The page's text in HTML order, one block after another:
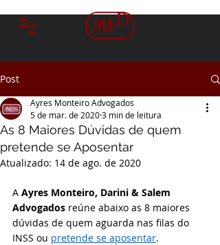
Post
As 8 Maiores Dúvidas de quem
pretende se Aposentar
Ayres Monteiro Advogados
5 de mar. de 20203 min de leitura
Atualizado: 14 de ago. de 2020
A Ayres Monteiro, Darini & Salem
Advogados reúne abaixo as 8 maiores
dúvidas de quem aguarda nas filas do
INSS ou pretende se aposentar.